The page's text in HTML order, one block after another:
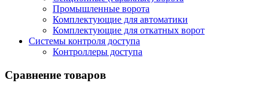
Промышленные ворота
Комплектующие для автоматики
Комплектующие для откатных ворот
Системы контроля доступа
Контроллеры доступа
Сравнение товаров